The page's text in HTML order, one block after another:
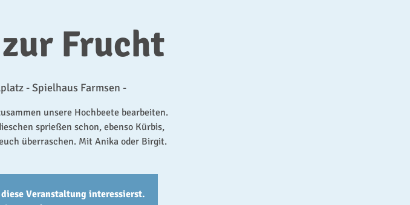
Frucht
- Spielhaus Farmsen -
unsere Hochbeete bearbeiten.
sprießen schon, ebenso Kürbis,
überraschen. Mit Anika oder Birgit.
Veranstaltung interessierst.